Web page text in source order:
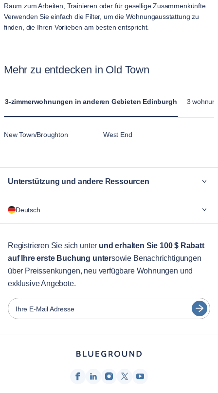
Raum zum Arbeiten, Trainieren oder für gesellige Zusammenkünfte.
Verwenden Sie einfach die Filter, um die Wohnungausstattung zu
finden, die Ihren Vorlieben am besten entspricht.
Mehr zu entdecken in Old Town
3-zimmerwohnungen in anderen Gebieten Edinburgh 3
New Town/Broughton West End
Unterstützung und andere Ressourcen
Für Unternehmen
Gästebetreuung
Stadt-Guide
Partner
Vermieter von Möbeln
Vermieter
Franchise-Partner
Deutsch
English
Português
Español
Français
Türkçe
Registrieren Sie sich unter und erhalten Sie 100 $ Rabatt
auf Ihre erste Buchung untersowie Benachrichtigungen
über Preissenkungen, neu verfügbare Wohnungen und
exklusive Angebote.
Ihre E-Mail Adresse